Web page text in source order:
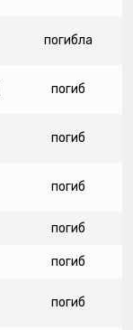
погибла
погиб
погиб
погиб
погиб
погиб
погиб